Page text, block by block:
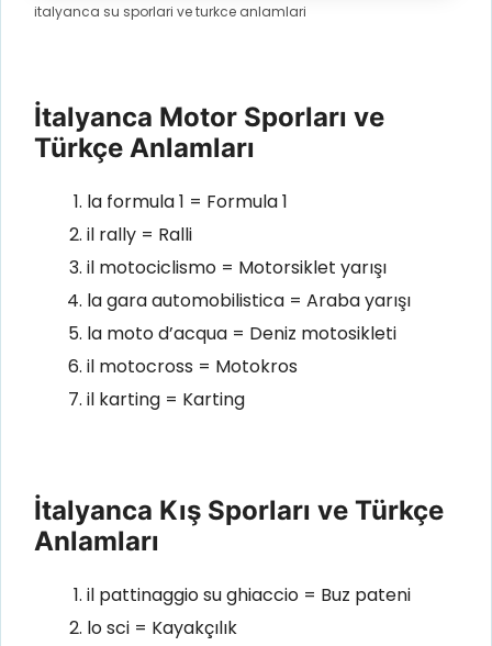
italyanca su sporlari ve turkce anlamlari
İtalyanca Motor Sporları ve
Türkçe Anlamları
la formula 1 = Formula 1
il rally = Ralli
il motociclismo = Motorsiklet yarışı
la gara automobilistica = Araba yarışı
la moto d’acqua = Deniz motosikleti
il motocross = Motokros
il karting = Karting
İtalyanca Kış Sporları ve Türkçe
Anlamları
il pattinaggio su ghiaccio = Buz pateni
lo sci = Kayakçılık